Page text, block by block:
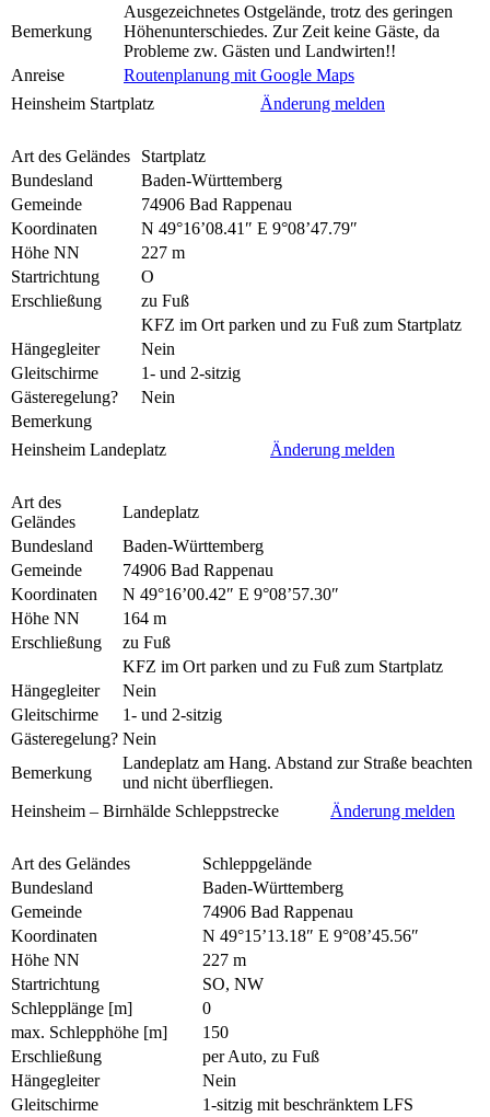
Bemerkung
Ausgezeichnetes Ostgelände, trotz des geringen
Höhenunterschiedes. Zur Zeit keine Gäste, da
Probleme zw. Gästen und Landwirten!!
Anreise
Routenplanung mit Google Maps
Heinsheim Startplatz
Änderung melden
Art des Geländes
Startplatz
Bundesland
Baden-Württemberg
Gemeinde
74906 Bad Rappenau
Koordinaten
N 49°16’08.41″ E 9°08’47.79″
Höhe NN
227 m
Startrichtung
O
Erschließung
zu Fuß
KFZ im Ort parken und zu Fuß zum Startplatz
Hängegleiter
Nein
Gleitschirme
1- und 2-sitzig
Gästeregelung?
Nein
Bemerkung
Heinsheim Landeplatz
Änderung melden
Art des
Geländes
Landeplatz
Bundesland
Baden-Württemberg
Gemeinde
74906 Bad Rappenau
Koordinaten
N 49°16’00.42″ E 9°08’57.30″
Höhe NN
164 m
Erschließung
zu Fuß
KFZ im Ort parken und zu Fuß zum Startplatz
Hängegleiter
Nein
Gleitschirme
1- und 2-sitzig
Gästeregelung? Nein
Bemerkung
Landeplatz am Hang. Abstand zur Straße beachten
und nicht überfliegen.
Heinsheim – Birnhälde Schleppstrecke
Änderung melden
Art des Geländes
Schleppgelände
Bundesland
Baden-Württemberg
Gemeinde
74906 Bad Rappenau
Koordinaten
N 49°15’13.18″ E 9°08’45.56″
Höhe NN
227 m
Startrichtung
SO, NW
Schlepplänge [m]
0
max. Schlepphöhe [m]
150
Erschließung
per Auto, zu Fuß
Hängegleiter
Nein
Gleitschirme
1-sitzig mit beschränktem LFS